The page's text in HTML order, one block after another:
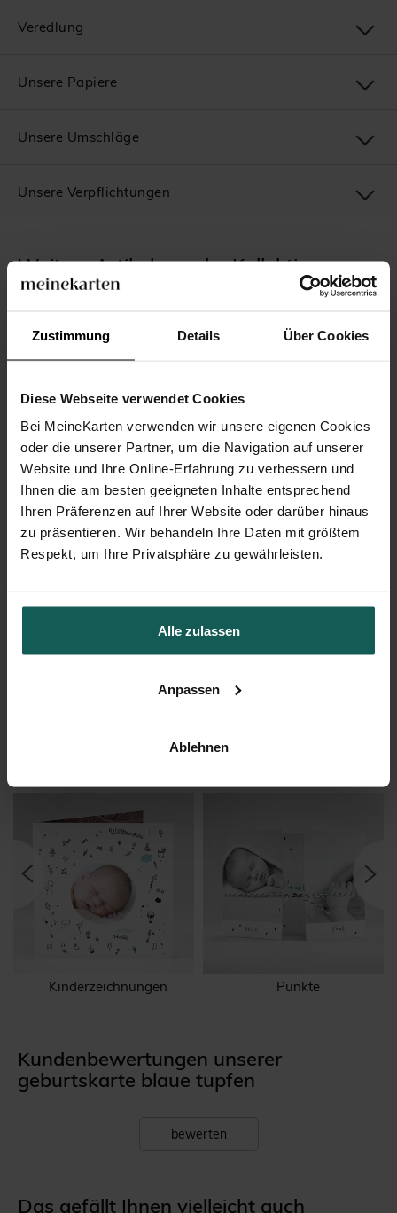
Zustimmung Details Über Cookies
Diese Webseite verwendet Cookies
Bei MeineKarten verwenden wir unsere eigenen Cookies
oder die unserer Partner, um die Navigation auf unserer
Website und Ihre Online-Erfahrung zu verbessern und
Ihnen die am besten geeigneten Inhalte entsprechend
Ihren Präferenzen auf Ihrer Website oder darüber hinaus
zu präsentieren. Wir behandeln Ihre Daten mit größtem
Respekt, um Ihre Privatsphäre zu gewährleisten.
Alle zulassen
Anpassen
Ablehnen
Weitere Artikel aus der Kollektion
Blaue Tupfen
Dankeskarte Geburt
Veredlung
Unsere Papiere
Unsere Umschläge
Unsere Verpflichtungen
Das könnte Ihnen auch gefallen
Kinderzeichnungen Punkte
Kundenbewertungen unserer
geburtskarte blaue tupfen
bewerten
Das gefällt Ihnen vielleicht auch